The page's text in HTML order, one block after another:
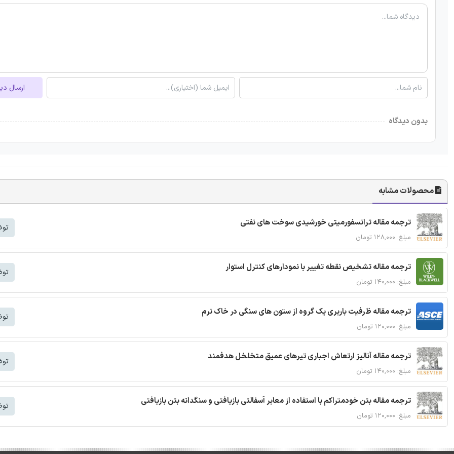
ارسال
بدون دیدگاه
محصولات مشابه
ترجمه مقاله ترانسفورمیتی خورشیدی سوخت های نفتی
مبلغ: ۱۲۸,۰۰۰ تومان
ترجمه مقاله تشخیص نقطه تغییر با نمودارهای کنترل استوار
مبلغ: ۱۴۰,۰۰۰ تومان
ترجمه مقاله ظرفیت باربری یک گروه از ستون های سنگی در خاک نرم
مبلغ: ۱۲۰,۰۰۰ تومان
ترجمه مقاله آنالیز ارتعاش اجباری تیرهای عمیق متخلخل هدفمند
مبلغ: ۱۴۰,۰۰۰ تومان
ترجمه مقاله بتن خودمتراکم با استفاده از معابر آسفالتی بازیافتی و سنگدانه بتن بازیافتی
مبلغ: ۱۲۰,۰۰۰ تومان